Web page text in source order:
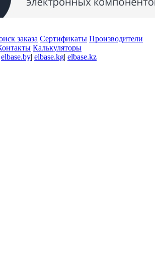
заказа Сертификаты Производители
Калькуляторы
elbase.by| elbase.kg| elbase.kz